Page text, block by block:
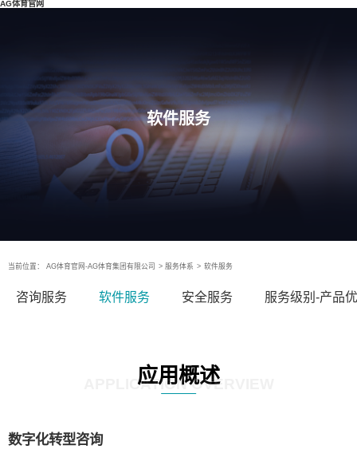
AG体育官网
软件服务
当前位置： AG体育官网-AG体育集团有限公司 > 服务体系 > 软件服务
咨询服务 软件服务 安全服务 服务级别-产品
应用概述
APPLICATION OVERVIEW
数字化转型咨询